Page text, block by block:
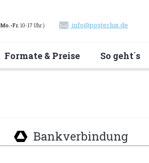
Mo.-Fr. 10-17 Uhr ) info@posterlux.de
Formate & Preise So geht´s
Bankverbindung